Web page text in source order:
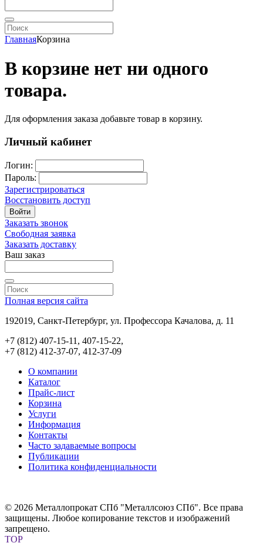
ГлавнаяКорзина
В корзине нет ни одного
товара.
Для оформления заказа добавьте товар в корзину.
Личный кабинет
Логин:
Пароль:
Зарегистрироваться
Восстановить доступ
Войти
Заказать звонок
Свободная заявка
Заказать доставку
Ваш заказ
Полная версия сайта
192019, Санкт-Петербург, ул. Профессора Качалова, д. 11
+7 (812) 407-15-11, 407-15-22,
+7 (812) 412-37-07, 412-37-09
О компании
Каталог
Прайс-лист
Корзина
Услуги
Информация
Контакты
Часто задаваемые вопросы
Публикации
Политика конфиденциальности
© 2026 Металлопрокат СПб "Металлсоюз СПб". Все права
защищены. Любое копирование текстов и изображений
запрещено.
TOP